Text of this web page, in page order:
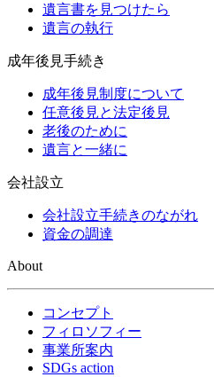
遺言書を見つけたら
遺言の執行
成年後見手続き
成年後見制度について
任意後見と法定後見
老後のために
遺言と一緒に
会社設立
会社設立手続きのながれ
資金の調達
About
コンセプト
フィロソフィー
事業所案内
SDGs action